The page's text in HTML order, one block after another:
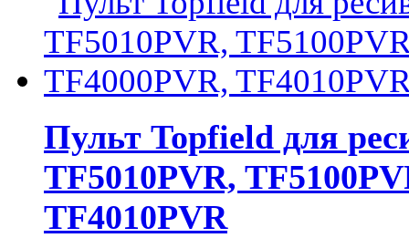
Пульт Topfield для
TF5010PVR,
TF4010PVR